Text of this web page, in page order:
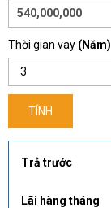
Thời gian vay (Năm)
TÍNH
Trả trước
Lãi hàng tháng